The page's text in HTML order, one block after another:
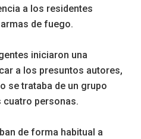
a los residentes
de fuego.
iniciaron una
a los presuntos autores,
se trataba de un grupo
cuatro personas.
de forma habitual a